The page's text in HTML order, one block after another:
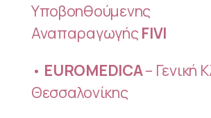
Υποβοηθούμενης
Αναπαραγωγής FIVI
• EUROMEDICA– Γενική
Θεσσαλονίκης